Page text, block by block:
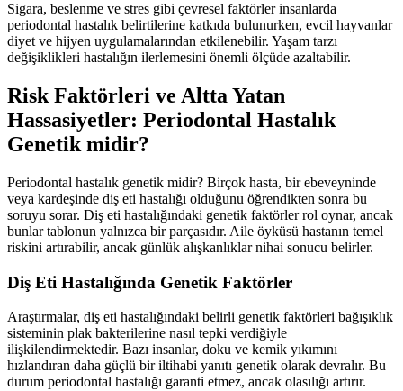
Sigara, beslenme ve stres gibi çevresel faktörler insanlarda
periodontal hastalık belirtilerine katkıda bulunurken, evcil hayvanlar
diyet ve hijyen uygulamalarından etkilenebilir. Yaşam tarzı
değişiklikleri hastalığın ilerlemesini önemli ölçüde azaltabilir.
Risk Faktörleri ve Altta Yatan
Hassasiyetler: Periodontal Hastalık
Genetik midir?
Periodontal hastalık genetik midir? Birçok hasta, bir ebeveyninde
veya kardeşinde diş eti hastalığı olduğunu öğrendikten sonra bu
soruyu sorar. Diş eti hastalığındaki genetik faktörler rol oynar, ancak
bunlar tablonun yalnızca bir parçasıdır. Aile öyküsü hastanın temel
riskini artırabilir, ancak günlük alışkanlıklar nihai sonucu belirler.
Diş Eti Hastalığında Genetik Faktörler
Araştırmalar, diş eti hastalığındaki belirli genetik faktörleri bağışıklık
sisteminin plak bakterilerine nasıl tepki verdiğiyle
ilişkilendirmektedir. Bazı insanlar, doku ve kemik yıkımını
hızlandıran daha güçlü bir iltihabi yanıtı genetik olarak devralır. Bu
durum periodontal hastalığı garanti etmez, ancak olasılığı artırır.